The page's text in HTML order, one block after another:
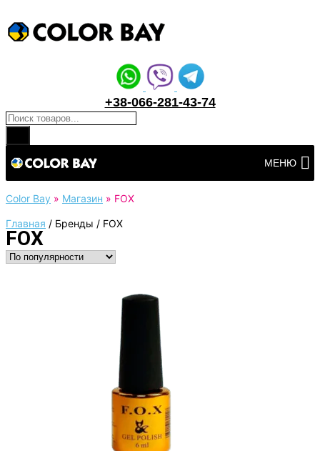
+38-066-281-43-74
Поиск товаров
контенту
МЕНЮ
Color Bay » Магазин » FOX
Главная / Бренды / FOX
FOX